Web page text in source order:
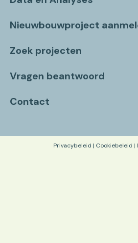
Nieuwbouwproject
Zoek projecten
Vragen beantwoord
Contact
Privacybeleid | Cookiebeleid |